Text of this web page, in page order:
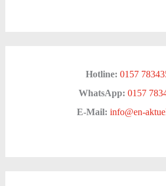
Hotline: 0157
WhatsApp: 0157
E-Mail: info@en-